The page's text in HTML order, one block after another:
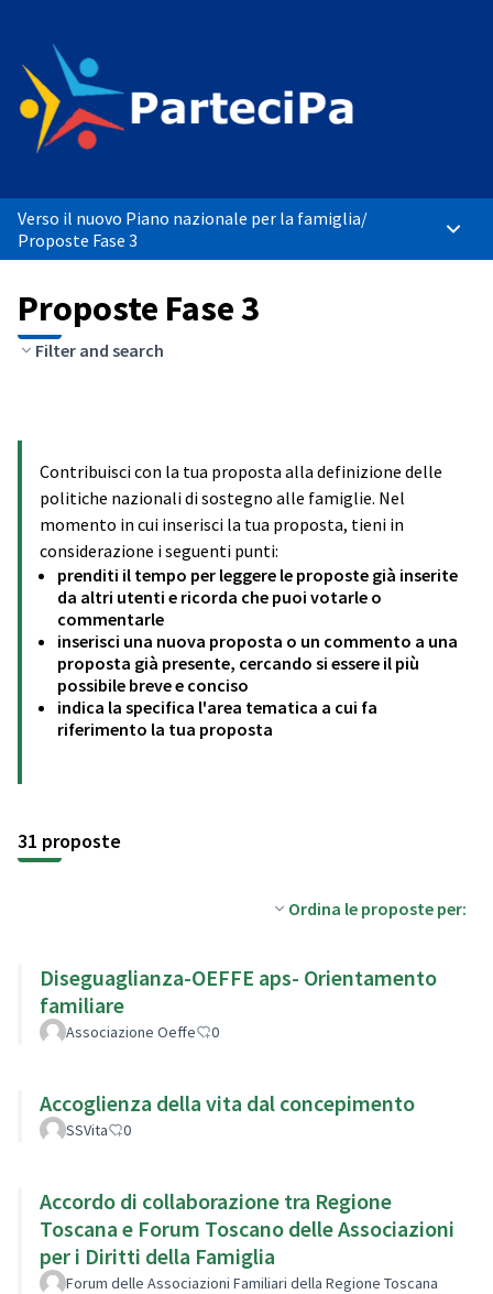
Verso il nuovo Piano nazionale per la famiglia/
Proposte Fase 3
Proposte Fase 3
Filter and search
Contribuisci con la tua proposta alla definizione delle
politiche nazionali di sostegno alle famiglie. Nel
momento in cui inserisci la tua proposta, tieni in
considerazione i seguenti punti:
prenditi il tempo per leggere le proposte già inserite
da altri utenti e ricorda che puoi votarle o
commentarle
inserisci una nuova proposta o un commento a una
proposta già presente, cercando si essere il più
possibile breve e conciso
indica la specifica l'area tematica a cui fa
riferimento la tua proposta
31 proposte
Ordina le proposte per:
Diseguaglianza-OEFFE aps- Orientamento
familiare
Associazione Oeffe 0
Accoglienza della vita dal concepimento
SSVita 0
Accordo di collaborazione tra Regione
Toscana e Forum Toscano delle Associazioni
per i Diritti della Famiglia
Forum delle Associazioni Familiari della Regione Toscana